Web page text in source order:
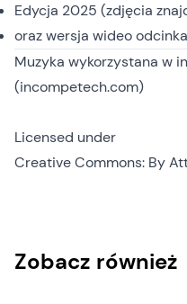
Edycja 2025 (zdjęcia
orazwersja wideo
Muzyka wykorzystana w
(incompetech.com)
Licensed under
Creative Commons: By
Zobacz również